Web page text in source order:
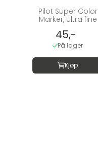
Pilot Super Color
Marker, Ultra fine
45,-
På lager
Kjøp